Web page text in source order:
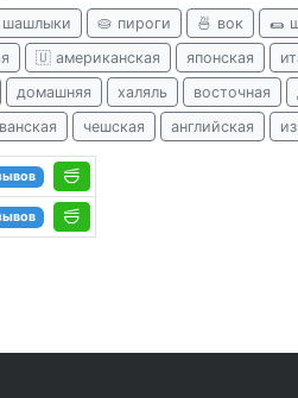
шашлыки 🥧 пироги 🍜 вок 🌯
🇺 американская японская
домашняя халяль восточная
чешская английская